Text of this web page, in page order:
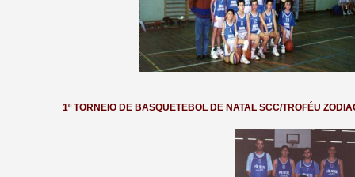
1º TORNEIO DE BASQUETEBOL DE NATAL SCC/TROFÉU